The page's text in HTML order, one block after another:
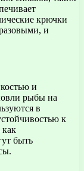
крючки
и
и
рыбы на
в
к
быть